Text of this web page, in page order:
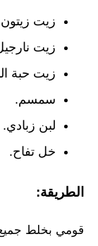
زيت
زيت
زيت حبة
سمسم.
لبن زبادي.
خل تفاح.
الطريقة:
قومي بخلط جميع